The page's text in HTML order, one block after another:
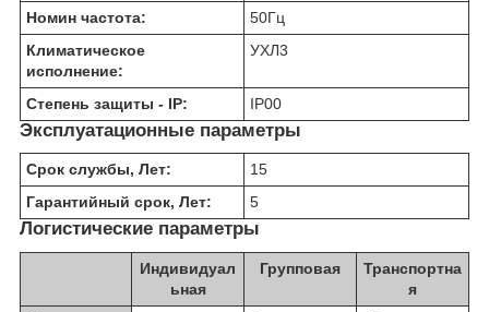
Номин частота:
50Гц
Климатическое
исполнение:
УХЛ3
Степень защиты - IP: IP00
Эксплуатационные параметры
Срок службы, Лет:
15
Гарантийный срок, Лет:
5
Логистические параметры
Индивидуал
ьная
Групповая
Транспортна
я